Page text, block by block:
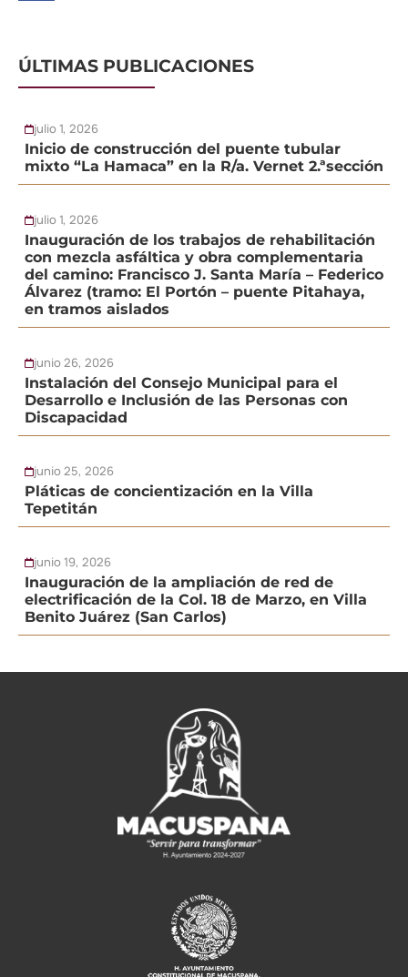
ÚLTIMAS PUBLICACIONES
julio 1, 2026
Inicio de construcción del puente tubular
mixto “La Hamaca” en la R/a. Vernet 2.ªsección
julio 1, 2026
Inauguración de los trabajos de rehabilitación
con mezcla asfáltica y obra complementaria
del camino: Francisco J. Santa María – Federico
Álvarez (tramo: El Portón – puente Pitahaya,
en tramos aislados
junio 26, 2026
Instalación del Consejo Municipal para el
Desarrollo e Inclusión de las Personas con
Discapacidad
junio 25, 2026
Pláticas de concientización en la Villa
Tepetitán
junio 19, 2026
Inauguración de la ampliación de red de
electrificación de la Col. 18 de Marzo, en Villa
Benito Juárez (San Carlos)